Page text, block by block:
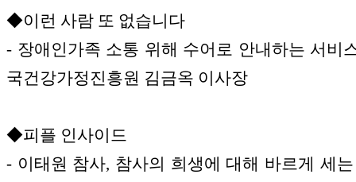
◆이런 사람 또 없습니다
- 장애인가족 소통 위해 수어로 안내하는 서비
국건강가정진흥원 김금옥 이사장
◆피플 인사이드
- 이태원 참사, 참사의 희생에 대해 바르게 세